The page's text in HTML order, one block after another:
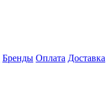
Бренды Оплата Доставка